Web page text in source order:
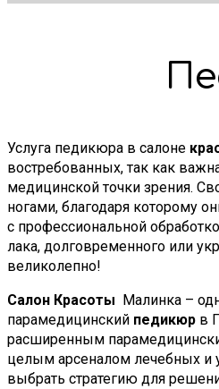
Услуга педикюра в салоне
востребованных, так как
медицинской точки зрения.
ногами, благодаря которому
с профессиональной
лака, долговременного или
великолепно!
Салон Красоты Малинка –
парамедицинский педикюр в
расширенным
целым арсеналом лечебных и
выбрать стратегию для